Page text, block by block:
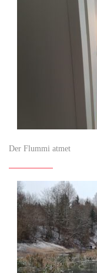
Der Flummi atmet